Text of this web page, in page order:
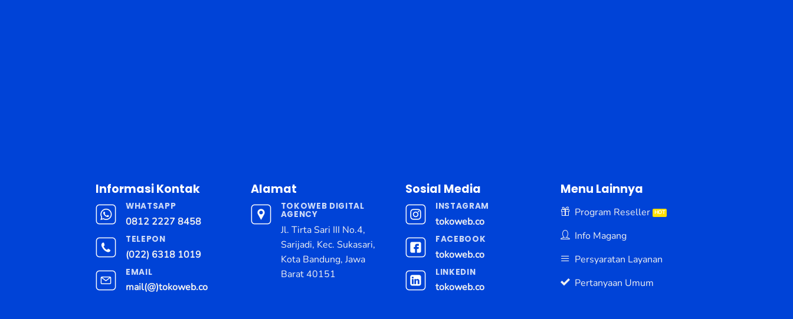
Informasi Kontak
WHATSAPP
0812 2227 8458
TELEPON
(022) 6318 1019
EMAIL
mail(@)tokoweb.co
Alamat
TOKOWEB DIGITAL
AGENCY
Jl. Tirta Sari III No.4,
Sarijadi, Kec. Sukasari,
Kota Bandung, Jawa
Barat 40151
Sosial Media
INSTAGRAM
tokoweb.co
FACEBOOK
tokoweb.co
LINKEDIN
tokoweb.co
Menu Lainnya
Program Reseller
Info Magang
Persyaratan Layanan
Pertanyaan Umum